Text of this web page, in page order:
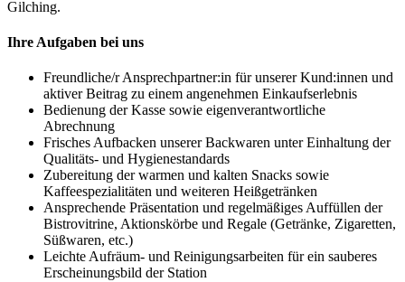
Gilching.
Ihre Aufgaben bei uns
Freundliche/r Ansprechpartner:in für unserer Kund:innen und
aktiver Beitrag zu einem angenehmen Einkaufserlebnis
Bedienung der Kasse sowie eigenverantwortliche
Abrechnung
Frisches Aufbacken unserer Backwaren unter Einhaltung der
Qualitäts- und Hygienestandards
Zubereitung der warmen und kalten Snacks sowie
Kaffeespezialitäten und weiteren Heißgetränken
Ansprechende Präsentation und regelmäßiges Auffüllen der
Bistrovitrine, Aktionskörbe und Regale (Getränke, Zigaretten,
Süßwaren, etc.)
Leichte Aufräum- und Reinigungsarbeiten für ein sauberes
Erscheinungsbild der Station